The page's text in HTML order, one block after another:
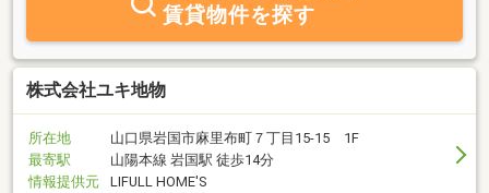
賃貸物件を探す
株式会社ユキ地物
所在地
山口県岩国市麻里布町７丁目15-15 1F
最寄駅
山陽本線 岩国駅 徒歩14分
情報提供元
LIFULL HOME'S